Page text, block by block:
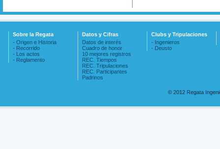
Sobre la Regata
- Origen e Historia
- Recorrido
- Los actos
- Reglamento
Datos y Cifras
Datos de interés
Cuadro de honor
10 mejores registros
REC. Tiempos
REC. Tripulaciones
REC. Participantes
Padrinos
Clubs y Tripulaciones
- Ingenieros
- Deusto
© 2012 Regata